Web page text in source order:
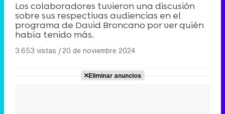
Los colaboradores tuvieron una discusión
sobre sus respectivas audiencias en el
programa de David Broncano por ver quién
había tenido más.
3.653 vistas |20 de noviembre 2024
Eliminar anuncios